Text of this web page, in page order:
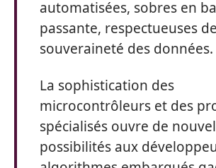
automatisées, sobres en
passante, respectueuses
souveraineté des données.
La sophistication des
microcontrôleurs et des
spécialisés ouvre de
possibilités aux